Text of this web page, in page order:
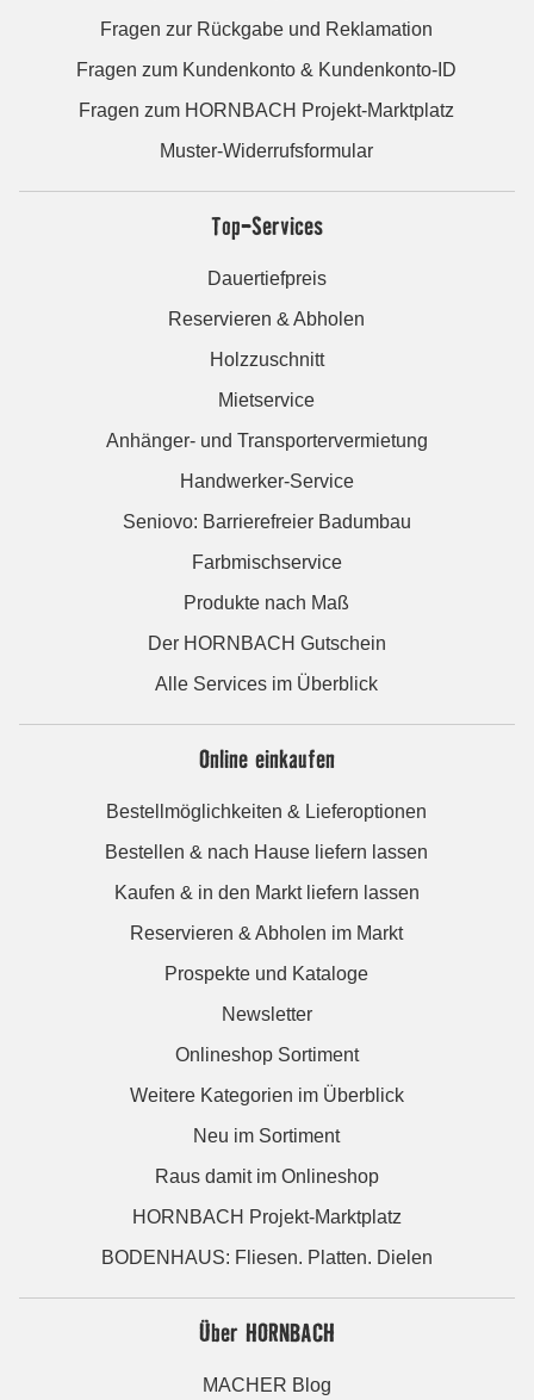
Fragen zur Rückgabe und Reklamation
Fragen zum Kundenkonto & Kundenkonto-ID
Fragen zum HORNBACH Projekt-Marktplatz
Muster-Widerrufsformular
Top-Services
Dauertiefpreis
Reservieren & Abholen
Holzzuschnitt
Mietservice
Anhänger- und Transportervermietung
Handwerker-Service
Seniovo: Barrierefreier Badumbau
Farbmischservice
Produkte nach Maß
Der HORNBACH Gutschein
Alle Services im Überblick
Online einkaufen
Bestellmöglichkeiten & Lieferoptionen
Bestellen & nach Hause liefern lassen
Kaufen & in den Markt liefern lassen
Reservieren & Abholen im Markt
Prospekte und Kataloge
Newsletter
Onlineshop Sortiment
Weitere Kategorien im Überblick
Neu im Sortiment
Raus damit im Onlineshop
HORNBACH Projekt-Marktplatz
BODENHAUS: Fliesen. Platten. Dielen
Über HORNBACH
MACHER Blog